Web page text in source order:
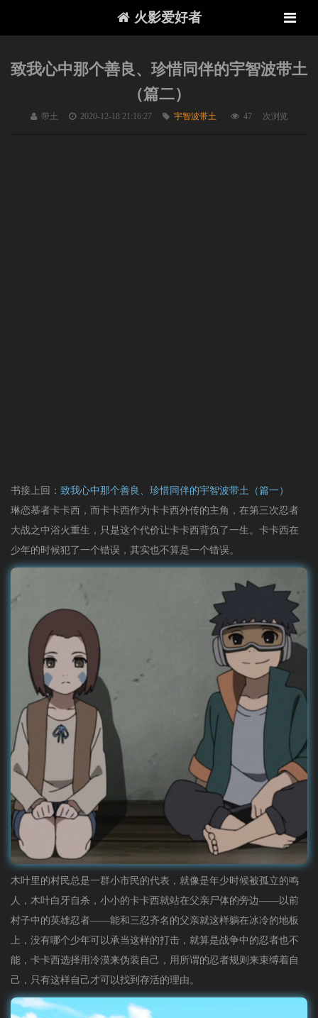
火影爱好者
致我心中那个善良、珍惜同伴的宇智波带土
（篇二）
带土 2020-12-18 21:16:27 宇智波带土 47 次浏览
书接上回： 致我心中那个善良、珍惜同伴的宇智波带土（篇一）
琳恋慕者卡卡西，而卡卡西作为卡卡西外传的主角，在第三次忍者
大战之中浴火重生，只是这个代价让卡卡西背负了一生。卡卡西在
少年的时候犯了一个错误，其实也不算是一个错误。
木叶里的村民总是一群小市民的代表，就像是年少时候被孤立的鸣
人，木叶白牙自杀，小小的卡卡西就站在父亲尸体的旁边——以前
村子中的英雄忍者——能和三忍齐名的父亲就这样躺在冰冷的地板
上，没有哪个少年可以承当这样的打击，就算是战争中的忍者也不
能，卡卡西选择用冷漠来伪装自己，用所谓的忍者规则来束缚着自
己，只有这样自己才可以找到存活的理由。